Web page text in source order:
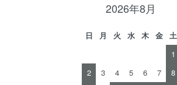
2026年8月
日 月 火 水 木 金
土
1
2
3 4 5 6 7
8